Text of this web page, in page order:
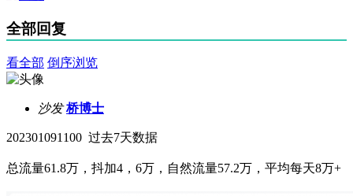
全部回复
看全部 倒序浏览
沙发 桥博士
202301091100 过去7天数据
总流量61.8万，抖加4，6万，自然流量57.2万，平均每天8万+